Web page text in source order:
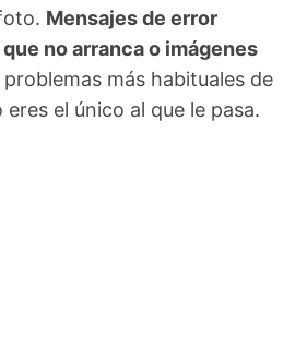
Mensajes de error
no arranca o imágenes
problemas más habituales de
el único al que le pasa.